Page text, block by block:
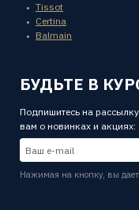
Tissot
Certina
Balmain
БУДЬТЕ В
Подпишитесь на
вам о новинках и акциях:
Нажимая на кнопку, вы